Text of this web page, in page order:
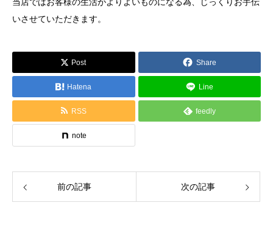
いさせていただきます。
Post Share
Hatena Line
RSS feedly
note
前の記事 次の記事